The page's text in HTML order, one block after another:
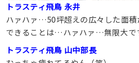
トラスティ飛鳥 永井
ハァハァ…50坪超えの広々した面
できることは…ハァハァ…無限大で
トラスティ飛鳥 山中部長